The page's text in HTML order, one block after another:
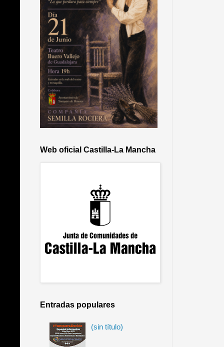
Web oficial Castilla-La Mancha
Entradas populares
(sin título)